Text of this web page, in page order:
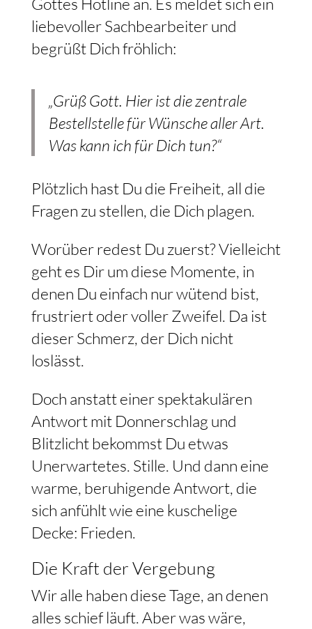
liebevoller Sachbearbeiter und
begrüßt Dich fröhlich:
„Grüß Gott. Hier ist die zentrale
Bestellstelle für Wünsche aller Art.
Was kann ich für Dich tun?“
Plötzlich hast Du die Freiheit, all die
Fragen zu stellen, die Dich plagen.
Worüber redest Du zuerst? Vielleicht
geht es Dir um diese Momente, in
denen Du einfach nur wütend bist,
frustriert oder voller Zweifel. Da ist
dieser Schmerz, der Dich nicht
loslässt.
Doch anstatt einer spektakulären
Antwort mit Donnerschlag und
Blitzlicht bekommst Du etwas
Unerwartetes. Stille. Und dann eine
warme, beruhigende Antwort, die
sich anfühlt wie eine kuschelige
Decke: Frieden.
Die Kraft der Vergebung
Wir alle haben diese Tage, an denen
alles schief läuft. Aber was wäre,